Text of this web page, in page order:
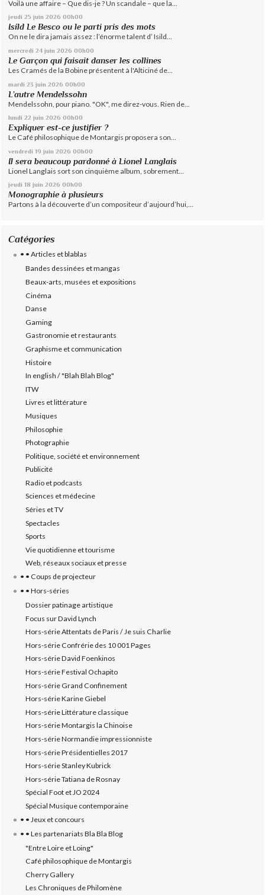
Voilà une affaire – Que dis-je ? Un scandale – que la...
jeudi 25 juin 2026 00h00
Isild Le Besco ou le parti pris des mots
On ne le dira jamais assez : l’énorme talent d’ Isild...
mercredi 24 juin 2026 00h00
Le Garçon qui faisait danser les collines
Les Cramés de la Bobine présentent à l'Alticiné de...
mardi 23 juin 2026 00h00
L’autre Mendelssohn
Mendelssohn, pour piano. "OK", me direz-vous. Rien de...
lundi 22 juin 2026 00h00
Expliquer est-ce justifier ?
Le Café philosophique de Montargis proposera son...
vendredi 19 juin 2026 00h00
Il sera beaucoup pardonné à Lionel Langlais
Lionel Langlais sort son cinquième album, sobrement...
jeudi 18 juin 2026 00h00
Monographie à plusieurs
Partons à la découverte d’un compositeur d’aujourd’hui,...
Catégories
• • Articles et blablas
Bandes dessinées et mangas
Beaux-arts, musées et expositions
Cinéma
Danse
Gaming
Gastronomie et restaurants
Graphisme et communication
Histoire
In english / "Blah Blah Blog"
ITW
Livres et littérature
Musiques
Philosophie
Photographie
Politique, société et environnement
Publicité
Radio et podcasts
Sciences et médecine
Séries et TV
Spectacles
Sports
Vie quotidienne et tourisme
Web, réseaux sociaux et presse
• • Coups de projecteur
• • Hors-séries
Dossier patinage artistique
Focus sur David Lynch
Hors-série Attentats de Paris / Je suis Charlie
Hors-série Confrérie des 10 001 Pages
Hors-série David Foenkinos
Hors-série Festival Ochapito
Hors-série Grand Confinement
Hors-série Karine Giebel
Hors-série Littérature classique
Hors-série Montargis la Chinoise
Hors-série Normandie impressionniste
Hors-série Présidentielles 2017
Hors-série Stanley Kubrick
Hors-série Tatiana de Rosnay
Spécial Foot et JO 2024
Spécial Musique contemporaine
• • Jeux et concours
• • Les partenariats Bla Bla Blog
"Entre Loire et Loing"
Café philosophique de Montargis
Cherry Gallery
Les Chroniques de Philomène